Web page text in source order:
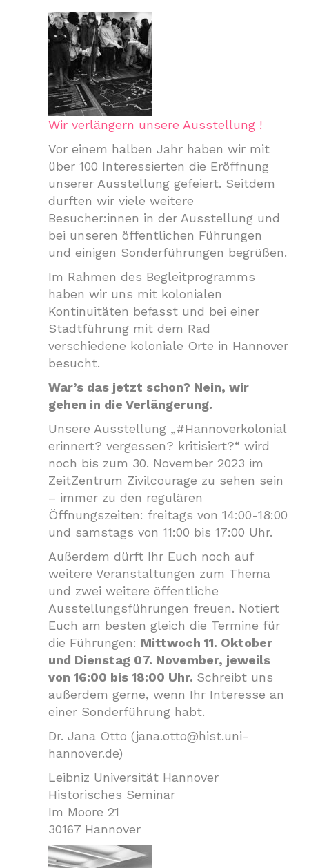
Wir verlängern unsere Ausstellung !
Vor einem halben Jahr haben wir mit
über 100 Interessierten die Eröffnung
unserer Ausstellung gefeiert. Seitdem
durften wir viele weitere
Besucher:innen in der Ausstellung und
bei unseren öffentlichen Führungen
und einigen Sonderführungen begrüßen.
Im Rahmen des Begleitprogramms
haben wir uns mit kolonialen
Kontinuitäten befasst und bei einer
Stadtführung mit dem Rad
verschiedene koloniale Orte in Hannover
besucht.
War’s das jetzt schon? Nein, wir
gehen in die Verlängerung.
Unsere Ausstellung „#Hannoverkolonial
erinnert? vergessen? kritisiert?“ wird
noch bis zum 30. November 2023 im
ZeitZentrum Zivilcourage zu sehen sein
– immer zu den regulären
Öffnungszeiten: freitags von 14:00-18:00
und samstags von 11:00 bis 17:00 Uhr.
Außerdem dürft Ihr Euch noch auf
weitere Veranstaltungen zum Thema
und zwei weitere öffentliche
Ausstellungsführungen freuen. Notiert
Euch am besten gleich die Termine für
die Führungen: Mittwoch 11. Oktober
und Dienstag 07. November, jeweils
von 16:00 bis 18:00 Uhr. Schreibt uns
außerdem gerne, wenn Ihr Interesse an
einer Sonderführung habt.
Dr. Jana Otto (jana.otto@hist.uni-
hannover.de)
Leibniz Universität Hannover
Historisches Seminar
Im Moore 21
30167 Hannover